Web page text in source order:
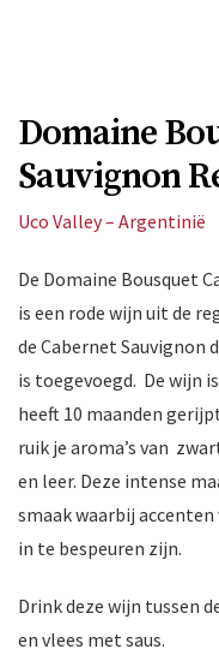
Domaine
Sauvignon
Uco Valley – Argentinië
De Domaine Bousquet
is een rode wijn uit de
de Cabernet Sauvignon
is toegevoegd. De wijn
heeft 10 maanden
ruik je aroma’s van
en leer. Deze intense
smaak waarbij
in te bespeuren zijn.
Drink deze wijn tussen
en vlees met saus.